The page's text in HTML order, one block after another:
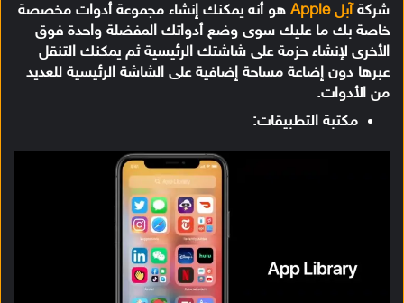
شركةآبل Apple
هو أنه يمكنك إنشاء مجموعة أدوات مخصصة
خاصة بك ما عليك سوى وضع أدواتك المفضلة واحدة فوق
الأخرى لإنشاء حزمة على شاشتك الرئيسية ثم يمكنك التنقل
عبرها دون إضاعة مساحة إضافية على الشاشة الرئيسية للعديد
من الأدوات.
مكتبة التطبيقات: